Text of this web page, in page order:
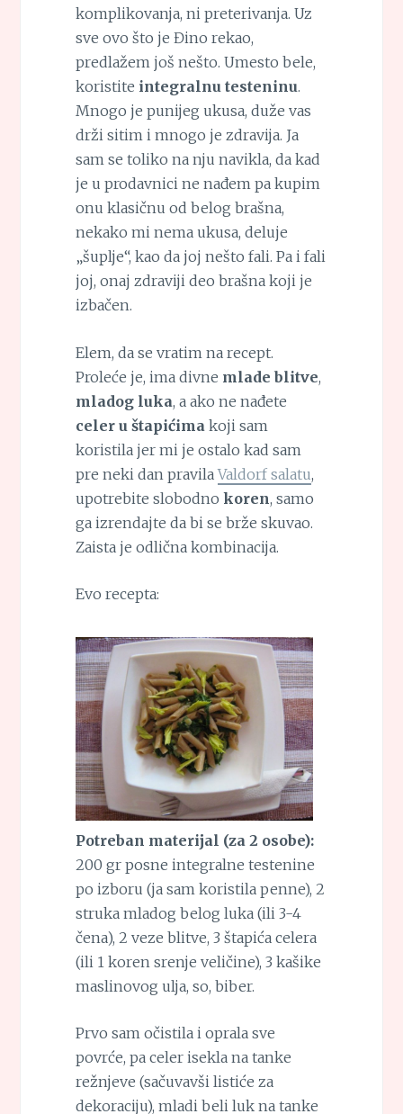
komplikovanja, ni preterivanja. Uz
sve ovo što je Đino rekao,
predlažem još nešto. Umesto bele,
koristite integralnu testeninu.
Mnogo je punijeg ukusa, duže vas
drži sitim i mnogo je zdravija. Ja
sam se toliko na nju navikla, da kad
je u prodavnici ne nađem pa kupim
onu klasičnu od belog brašna,
nekako mi nema ukusa, deluje
„šuplje“, kao da joj nešto fali. Pa i fali
joj, onaj zdraviji deo brašna koji je
izbačen.
Elem, da se vratim na recept.
Proleće je, ima divne mlade blitve,
mladog luka, a ako ne nađete
celer u štapićima koji sam
koristila jer mi je ostalo kad sam
pre neki dan pravilaValdorf salatu,
upotrebite slobodno koren, samo
ga izrendajte da bi se brže skuvao.
Zaista je odlična kombinacija.
Evo recepta:
Potreban materijal (za 2 osobe):
200 gr posne integralne testenine
po izboru (ja sam koristila penne), 2
struka mladog belog luka (ili 3-4
čena), 2 veze blitve, 3 štapića celera
(ili 1 koren srenje veličine), 3 kašike
maslinovog ulja, so, biber.
Prvo sam očistila i oprala sve
povrće, pa celer isekla na tanke
režnjeve (sačuvavši listiće za
dekoraciju), mladi beli luk na tanke